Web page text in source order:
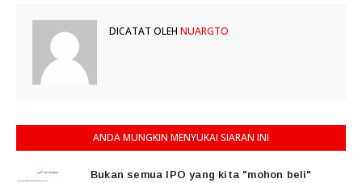
DICATAT OLEH NUARGTO
ANDA MUNGKIN MENYUKAI SIARAN INI
Bukan semua IPO yang kita "mohon beli"